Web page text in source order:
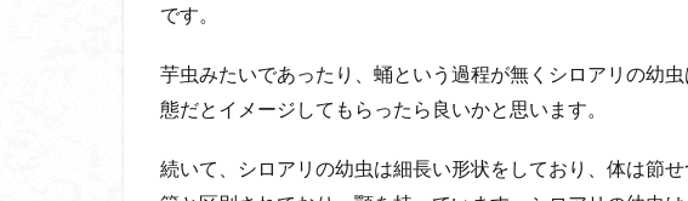
です。
芋虫みたいであったり、蛹という過程が無くシロアリの幼
態だとイメージしてもらったら良いかと思います。
続いて、シロアリの幼虫は細長い形状をしており、体は節